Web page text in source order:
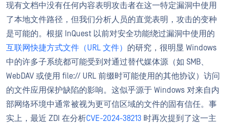
现有文档中没有任何内容表明攻击者在这一特定漏洞中使用
了本地文件路径，但我们分析人员的直觉表明，攻击的变种
是可能的。根据 InQuest 以前对安全功能绕过漏洞中使用的
互联网快捷方式文件（URL 文件） 的研究，很明显 Windows
中的许多子系统都可能受到对通过替代媒体源（如 SMB、
WebDAV 或使用 file:// URL 前缀时可能使用的其他协议）访问
的文件应用保护缺陷的影响。这似乎源于 Windows 对来自内
部网络环境中通常被视为更可信区域的文件的固有信任。事
实上，最近 ZDI 在分析CVE-2024-38213 时再次提到了这一主